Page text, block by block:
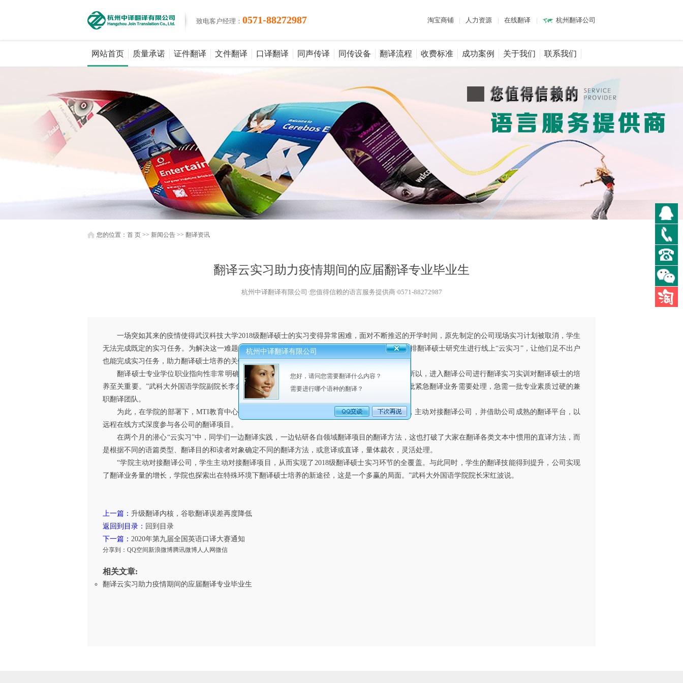
致电客户经理： 0571-88272987 淘宝商铺 | 人力资源 | 在线翻译 | 杭州翻译公司
网站首页 质量承诺 证件翻译 文件翻译 口译翻译 同声传译 同传设备 翻译流程 收费标准 成功案例 关于我们 联系我们
杭州中译翻译有限公司
您好，请问您需要翻译什么内容？
需要进行哪个语种的翻译？
您的位置： 首 页 >> 新闻公告 >> 翻译资讯
翻译云实习助力疫情期间的应届翻译专业毕业生
杭州中译翻译有限公司·您值得信赖的语言服务提供商·0571-88272987
一场突如其来的疫情使得武汉科技大学2018级翻译硕士的实习变得异常困难，面对不断推迟的开学时间，原先制定的公司现场实习计划被取消，学生
无法完成既定的实习任务。为解决这一难题，武汉科技大学外国语学院积极联系实习基地公司，安排翻译硕士研究生进行线上“云实习”，让他们足不出户
也能完成实习任务，助力翻译硕士培养的关键一环。
翻译硕士专业学位职业指向性非常明确，强调培养学生独立承担专业领域翻译工作的能力。“所以，进入翻译公司进行翻译实习实训对翻译硕士的培
养至关重要。”武科大外国语学院副院长李金云说。同时，学院了解到疫情期间，翻译公司也有一批紧急翻译业务需要处理，急需一批专业素质过硬的兼
职翻译团队。
为此，在学院的部署下，MTI教育中心根据学生的专业特长和兴趣，迅速组建了4个翻译团队，主动对接翻译公司，并借助公司成熟的翻译平台，以
远程在线方式深度参与各公司的翻译项目。
在两个月的潜心“云实习”中，同学们一边翻译实践，一边钻研各自领域翻译项目的翻译方法，这也打破了大家在翻译各类文本中惯用的直译方法，而
是根据不同的语篇类型、翻译目的和读者对象确定不同的翻译方法，或意译或直译，量体裁衣，灵活处理。
“学院主动对接翻译公司，学生主动对接翻译项目，从而实现了2018级翻译硕士实习环节的全覆盖。与此同时，学生的翻译技能得到提升，公司实现
了翻译业务量的增长，学院也探索出在特殊环境下翻译硕士培养的新途径，这是一个多赢的局面。”武科大外国语学院院长宋红波说。
上一篇： 升级翻译内核，谷歌翻译误差再度降低
返回到目录： 回到目录
下一篇： 2020年第九届全国英语口译大赛通知
分享到： QQ空间 新浪微博腾讯微博人人网微信
相关文章:
翻译云实习助力疫情期间的应届翻译专业毕业生